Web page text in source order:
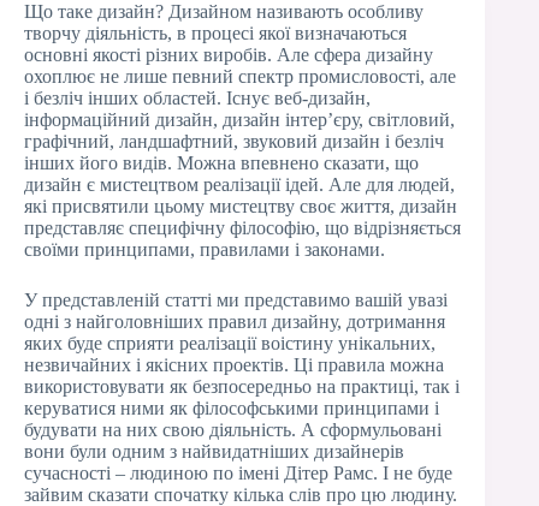
Що таке дизайн? Дизайном називають особливу
творчу діяльність, в процесі якої визначаються
основні якості різних виробів. Але сфера дизайну
охоплює не лише певний спектр промисловості, але
і безліч інших областей. Існує веб-дизайн,
інформаційний дизайн, дизайн інтер’єру, світловий,
графічний, ландшафтний, звуковий дизайн і безліч
інших його видів. Можна впевнено сказати, що
дизайн є мистецтвом реалізації ідей. Але для людей,
які присвятили цьому мистецтву своє життя, дизайн
представляє специфічну філософію, що відрізняється
своїми принципами, правилами і законами.
У представленій статті ми представимо вашій увазі
одні з найголовніших правил дизайну, дотримання
яких буде сприяти реалізації воістину унікальних,
незвичайних і якісних проектів. Ці правила можна
використовувати як безпосередньо на практиці, так і
керуватися ними як філософськими принципами і
будувати на них свою діяльність. А сформульовані
вони були одним з найвидатніших дизайнерів
сучасності – людиною по імені Дітер Рамс. І не буде
зайвим сказати спочатку кілька слів про цю людину.